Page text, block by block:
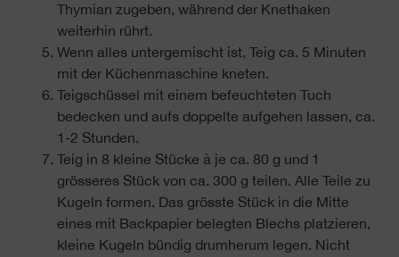
Thymian zugeben, während der Knethaken
weiterhin rührt.
Wenn alles untergemischt ist, Teig ca. 5 Minuten
mit der Küchenmaschine kneten.
Teigschüssel mit einem befeuchteten Tuch
bedecken und aufs doppelte aufgehen lassen, ca.
1-2 Stunden.
Teig in 8 kleine Stücke à je ca. 80 g und 1
grösseres Stück von ca. 300 g teilen. Alle Teile zu
Kugeln formen. Das grösste Stück in die Mitte
eines mit Backpapier belegten Blechs platzieren,
kleine Kugeln bündig drumherum legen. Nicht